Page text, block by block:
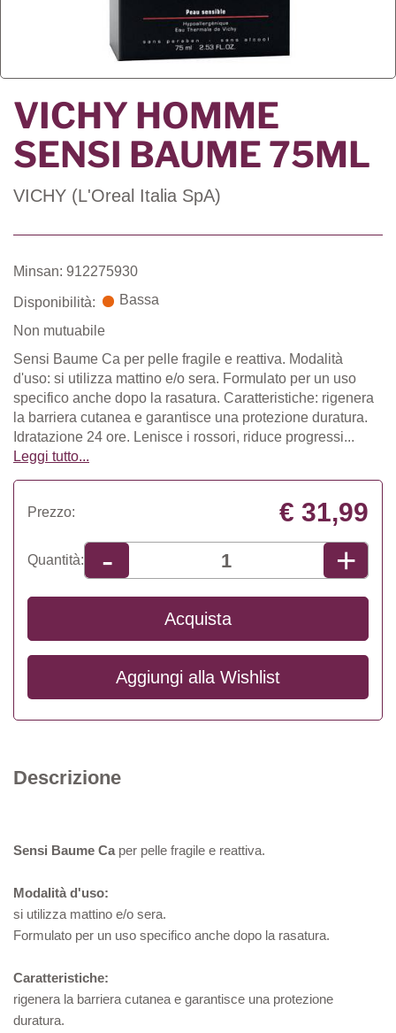
VICHY HOMME
SENSI BAUME 75ML
VICHY (L'Oreal Italia SpA)
Minsan: 912275930
Disponibilità: Bassa
Non mutuabile
Sensi Baume Ca per pelle fragile e reattiva. Modalità
d'uso: si utilizza mattino e/o sera. Formulato per un uso
specifico anche dopo la rasatura. Caratteristiche: rigenera
la barriera cutanea e garantisce una protezione duratura.
Idratazione 24 ore. Lenisce i rossori, riduce progressi...
Leggi tutto...
Prezzo: € 31,99
Quantità: - +
Acquista
Aggiungi alla Wishlist
Descrizione
Sensi Baume Ca per pelle fragile e reattiva.
Modalità d'uso:
si utilizza mattino e/o sera.
Formulato per un uso specifico anche dopo la rasatura.
Caratteristiche:
rigenera la barriera cutanea e garantisce una protezione
duratura.